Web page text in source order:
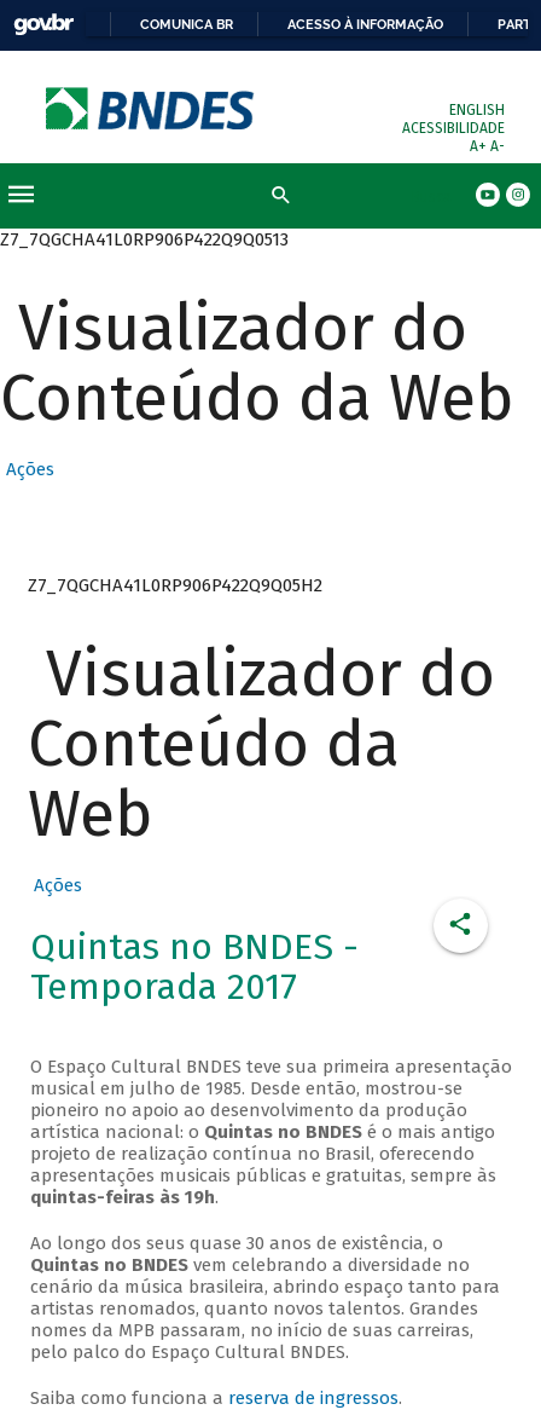
COMUNICA BR ACESSO À INFORMAÇÃO
ENGLISH
ACESSIBILIDADE
A+ A-
Z7_7QGCHA41L0RP906P422Q9Q0513
Visualizador do
Conteúdo da Web
Ações
Z7_7QGCHA41L0RP906P422Q9Q05H2
Visualizador do
Conteúdo da
Web
Ações
Quintas no BNDES -
Temporada 2017
O Espaço Cultural BNDES teve sua primeira apresentação
musical em julho de 1985. Desde então, mostrou-se
pioneiro no apoio ao desenvolvimento da produção
artística nacional: o Quintas no BNDESé o mais antigo
projeto de realização contínua no Brasil, oferecendo
apresentações musicais públicas e gratuitas, sempre às
quintas-feiras às 19h.
Ao longo dos seus quase 30 anos de existência, o
Quintas no BNDESvem celebrando a diversidade no
cenário da música brasileira, abrindo espaço tanto para
artistas renomados, quanto novos talentos. Grandes
nomes da MPB passaram, no início de suas carreiras,
pelo palco do Espaço Cultural BNDES.
Saiba como funciona a reserva de ingressos.